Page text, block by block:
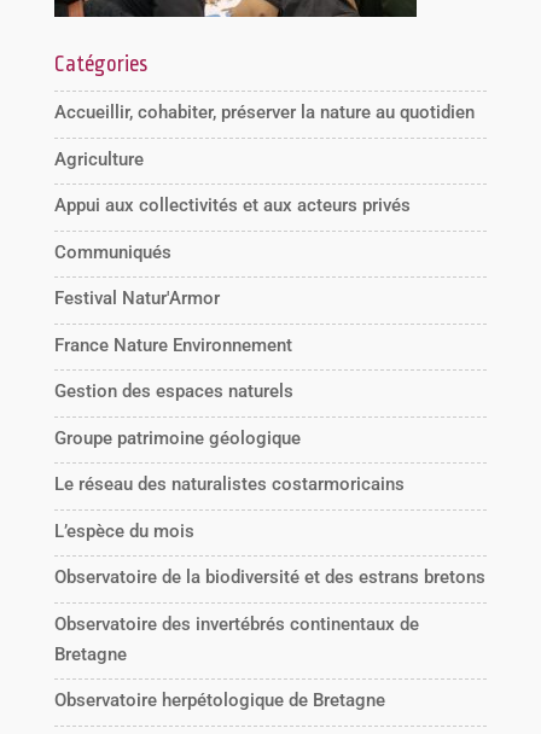
Catégories
Accueillir, cohabiter, préserver la nature au quotidien
Agriculture
Appui aux collectivités et aux acteurs privés
Communiqués
Festival Natur'Armor
France Nature Environnement
Gestion des espaces naturels
Groupe patrimoine géologique
Le réseau des naturalistes costarmoricains
L’espèce du mois
Observatoire de la biodiversité et des estrans bretons
Observatoire des invertébrés continentaux de
Bretagne
Observatoire herpétologique de Bretagne